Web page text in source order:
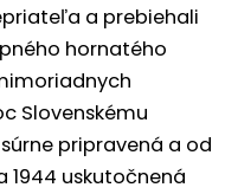
a prebiehali
hornatého
Slovenskému
pripravená a od
1944 uskutočnená